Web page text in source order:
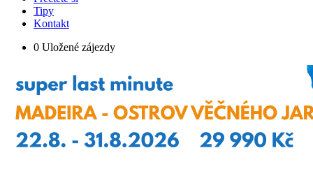
Tipy
Kontakt
0 Uložené zájezdy